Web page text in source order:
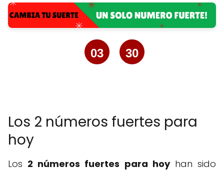
03 30
Los 2 números fuertes para
hoy
Los 2 números fuertes para hoyhan sido